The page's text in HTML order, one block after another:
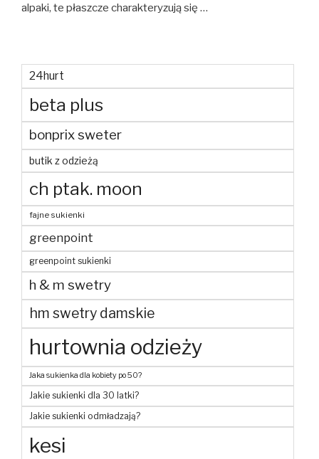
alpaki, te płaszcze charakteryzują się …
24hurt
beta plus
bonprix sweter
butik z odzieżą
ch ptak. moon
fajne sukienki
greenpoint
greenpoint sukienki
h & m swetry
hm swetry damskie
hurtownia odzieży
Jaka sukienka dla kobiety po 50?
Jakie sukienki dla 30 latki?
Jakie sukienki odmładzają?
kesi